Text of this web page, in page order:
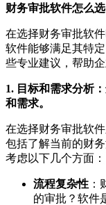
财务审批软件怎么选
在选择财务审批软
软件能够满足其特
些专业建议，帮助
1. 目标和需求分析
和需求。
在选择财务审批软
包括了解当前的财
考虑以下几个方面：
流程复杂性
的审批？软件